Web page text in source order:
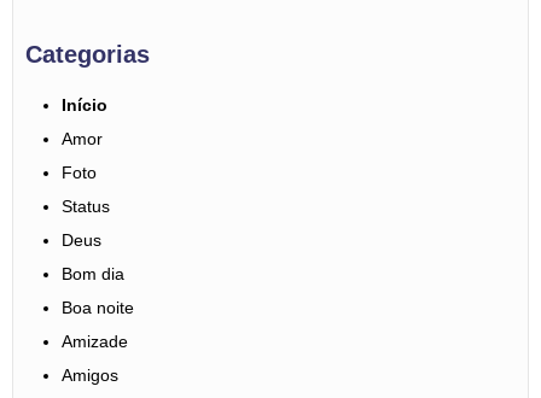
Categorias
Início
Amor
Foto
Status
Deus
Bom dia
Boa noite
Amizade
Amigos